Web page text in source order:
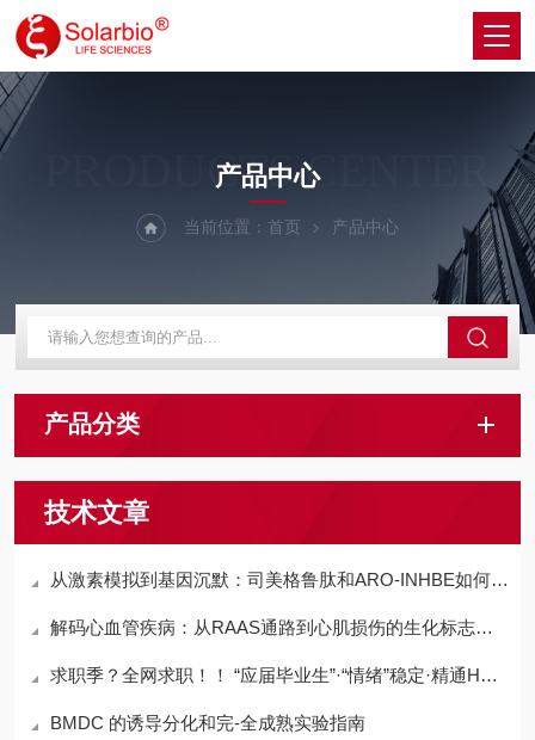
PRODUCTS CENTER
产品中心
当前位置： 首页 产品中心
产品分类
技术文章
从激素模拟到基因沉默：司美格鲁肽和ARO-INHBE如何调控代谢，助力减脂增肌
解码心血管疾病：从RAAS通路到心肌损伤的生化标志物网络
求职季？全网求职！！ “应届毕业生”·“情绪”稳定·精通HPLC
BMDC 的诱导分化和完-全成熟实验指南